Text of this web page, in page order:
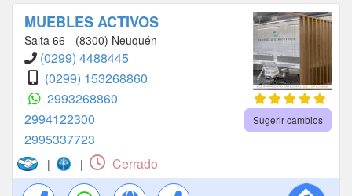
MUEBLES ACTIVOS
Salta 66 - (8300) Neuquén
(0299) 4488445
(0299) 153268860
2993268860
2994122300
2995337723
Sugerir cambios
| | Cerrado